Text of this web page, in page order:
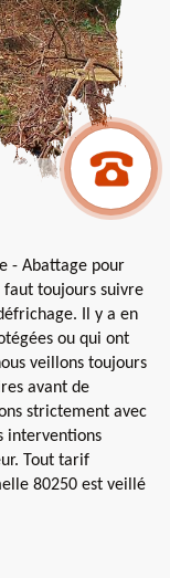
- Abattage pour
toujours suivre
Il y a en
ou qui ont
veillons toujours
avant de
strictement avec
interventions
Tout tarif
80250 est veillé